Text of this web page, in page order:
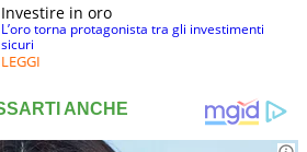
Investire in oro
L’oro torna protagonista tra gli investimenti
sicuri
LEGGI